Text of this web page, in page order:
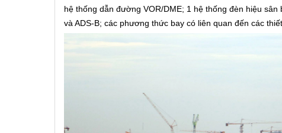
hệ thống dẫn đường VOR/DME; 1 hệ thống đèn hiệu
và ADS-B; các phương thức bay có liên quan đến các